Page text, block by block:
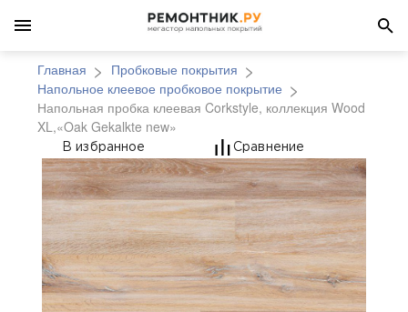
Главная
Пробковые покрытия
Напольное клеевое пробковое покрытие
Напольная пробка клеевая Corkstyle, коллекция Wood
XL,«Oak Gekalkte new»
Напольная пробка
В избранное Сравнение